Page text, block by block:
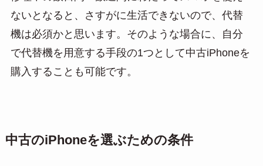
ないとなると、さすがに生活できないので、代替
機は必須かと思います。そのような場合に、自分
で代替機を用意する手段の1つとして中古iPhoneを
購入することも可能です。
中古のiPhoneを選ぶための条件